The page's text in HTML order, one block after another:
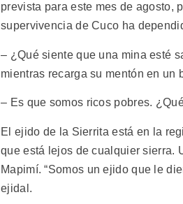
prevista para este mes de agosto,
supervivencia de Cuco ha
– ¿Qué siente que una mina esté
mientras recarga su mentón en un
– Es que somos ricos pobres.
El ejido de la Sierrita está en la
que está lejos de cualquier sierra.
Mapimí. “Somos un ejido que le
ejidal.